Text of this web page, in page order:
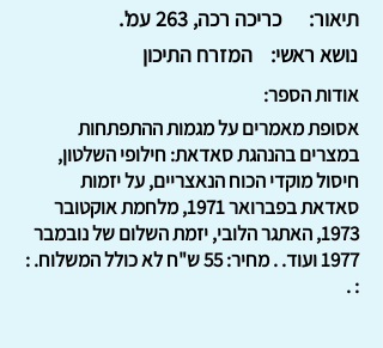
כריכה רכה, 263 עמ'.
תיאור:
המזרח התיכון
נושא ראשי:
אודות הספר:
אסופת מאמרים על מגמות ההתפתחות
במצרים בהנהגת סאדאת: חילופי השלטון,
חיסול מוקדי הכוח הנאצריים, על יזמות
סאדאת בפברואר 1971, מלחמת אוקטובר
1973, האתגר הלובי, יזמת השלום של נובמבר
1977 ועוד. . מחיר: 55 ש"ח לא כולל המשלוח. :
: .